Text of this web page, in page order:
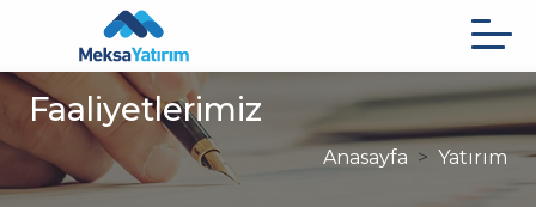
atla
Faaliyetlerimiz
Anasayfa Yatırım